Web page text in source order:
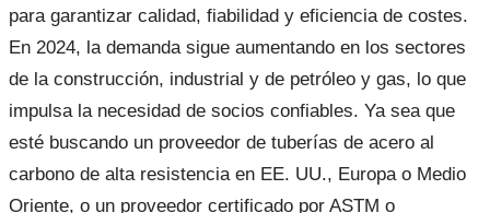
para garantizar calidad, fiabilidad y eficiencia de costes.
En 2024, la demanda sigue aumentando en los sectores
de la construcción, industrial y de petróleo y gas, lo que
impulsa la necesidad de socios confiables. Ya sea que
esté buscando un proveedor de tuberías de acero al
carbono de alta resistencia en EE. UU., Europa o Medio
Oriente, o un proveedor certificado por ASTM o